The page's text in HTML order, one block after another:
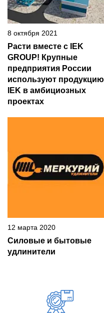
8 октября 2021
Расти вместе с IEK
GROUP! Крупные
предприятия России
используют продукцию
IEK в амбициозных
проектах
12 марта 2020
Силовые и бытовые
удлинители